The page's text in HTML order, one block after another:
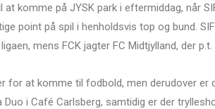
komme på JYSK park i eftermiddag, når
point på spil i henholdsvis top og bund.
mens FCK jagter FC Midtjylland, der
for at komme til fodbold, men derudover er
Duo i Café Carlsberg, samtidig er der